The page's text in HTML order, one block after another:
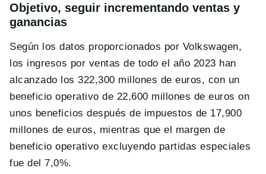
Objetivo, seguir incrementando ventas y
ganancias
Según los datos proporcionados por Volkswagen,
los ingresos por ventas de todo el año 2023 han
alcanzado los 322,300 millones de euros, con un
beneficio operativo de 22,600 millones de euros on
unos beneficios después de impuestos de 17,900
millones de euros, mientras que el margen de
beneficio operativo excluyendo partidas especiales
fue del 7,0%.